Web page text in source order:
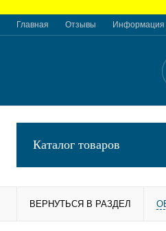
Главная Отзывы Информация
Каталог товаров
ВЕРНУТЬСЯ В РАЗДЕЛ